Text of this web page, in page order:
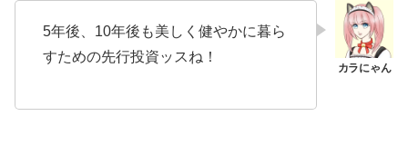
5年後、10年後も美しく健やかに暮ら
すための先行投資ッスね！